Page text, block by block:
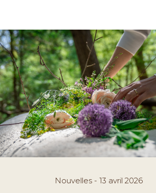
Nouvelles - 13 avril 2026